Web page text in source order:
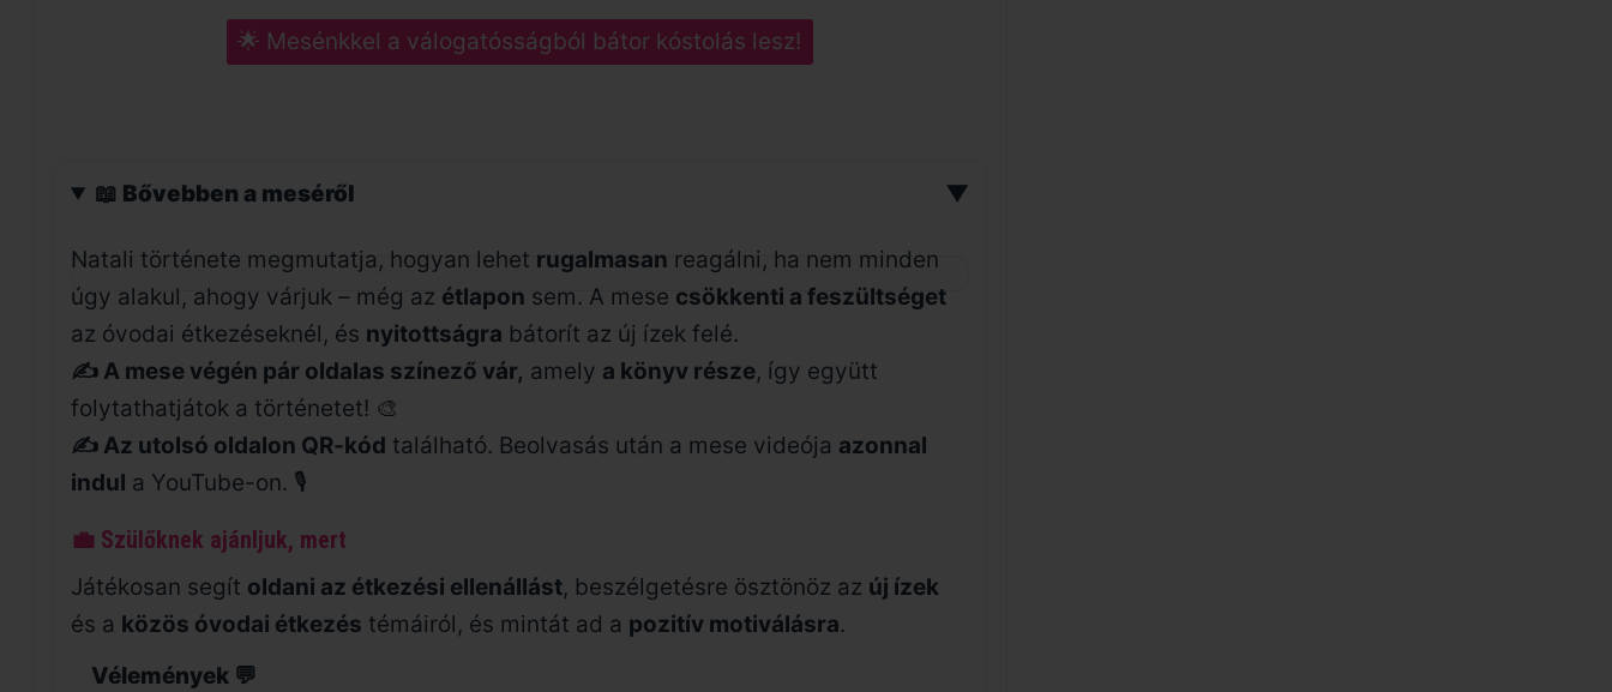
🌟 Mesénkkel a válogatósságból bátor kóstolás lesz!
📖 Bővebben a meséről ▼
Natali története megmutatja, hogyan lehet rugalmasan reagálni, ha nem minden
úgy alakul, ahogy várjuk – még az étlapon sem. A mese csökkenti a feszültséget
az óvodai étkezéseknél, és nyitottságra bátorít az új ízek felé.
✍️ A mese végén pár oldalas színező vár, amely a könyv része, így együtt
folytathatjátok a történetet! 🎨
✍️ Az utolsó oldalon QR-kód található. Beolvasás után a mese videója azonnal
indul a YouTube-on. 🎙️
💼 Szülőknek ajánljuk, mert
Játékosan segít oldani az étkezési ellenállást, beszélgetésre ösztönöz az új ízek
és a közös óvodai étkezés témáiról, és mintát ad a pozitív motiválásra.
Vélemények 💬